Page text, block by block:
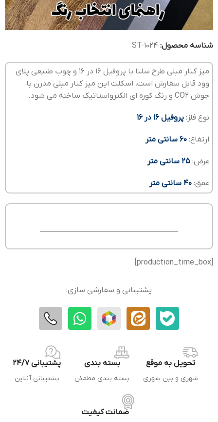
شناسه محصول: ST-1024
میز کنار مبلی طرح سلنا با پروفیل 16 در 16 و چوب طبیعی پلای
وود قابل سفارش است، اسکلت این میز کنار مبلی مدرن با
جوش CO2 و رنگ کوره ای الکترواستاتیک ساخته می شود.
نوع فلز: پروفیل 16 در 16
ارتفاع: 60 سانتی متر
عرض: 25 سانتی متر
عمق: 40 سانتی متر
پشتیبانی و سفارشی سازی:
تحویل به موقع
شهری و بین شهری
بسته بندی
بسته بندی مطمئن
پشتیبانی 24/7
پشتیبانی آنلاین
ضمانت کیفیت